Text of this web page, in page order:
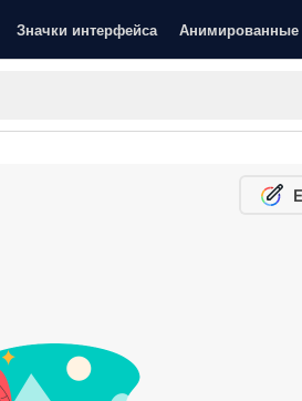
Значки интерфейса Анимированные